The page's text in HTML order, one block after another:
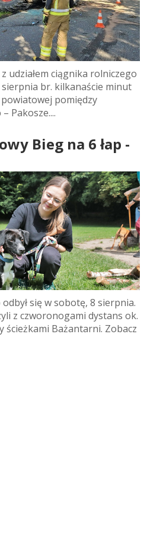
udziałem ciągnika rolniczego
sierpnia br. kilkanaście minut
pomiędzy
Pakosze....
Bieg na 6 łap -
się w sobotę, 8 sierpnia.
z czworonogami dystans ok.
ścieżkami Bażantarni. Zobacz